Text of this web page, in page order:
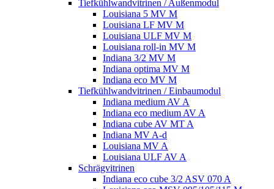
Tiefkühlwandvitrinen / Außenmodul
Louisiana 5 MV M
Louisiana LF MV M
Louisiana ULF MV M
Louisiana roll-in MV M
Indiana 3/2 MV M
Indiana optima MV M
Indiana eco MV M
Tiefkühlwandvitrinen / Einbaumodul
Indiana medium AV A
Indiana eco medium AV A
Indiana cube AV MT A
Indiana MV A-d
Louisiana MV A
Louisiana ULF AV A
Schrägvitrinen
Indiana eco cube 3/2 ASV 070 A